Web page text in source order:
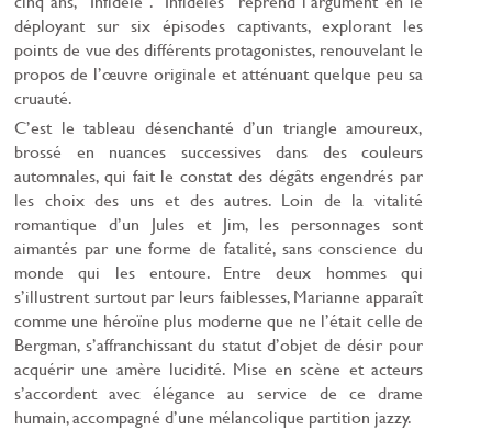
déployant sur six épisodes captivants, explorant les
points de vue des différents protagonistes, renouvelant le
propos de l’œuvre originale et atténuant quelque peu sa
cruauté.
C’est le tableau désenchanté d’un triangle amoureux,
brossé en nuances successives dans des couleurs
automnales, qui fait le constat des dégâts engendrés par
les choix des uns et des autres. Loin de la vitalité
romantique d’un Jules et Jim, les personnages sont
aimantés par une forme de fatalité, sans conscience du
monde qui les entoure. Entre deux hommes qui
s’illustrent surtout par leurs faiblesses, Marianne apparaît
comme une héroïne plus moderne que ne l’était celle de
Bergman, s’affranchissant du statut d’objet de désir pour
acquérir une amère lucidité. Mise en scène et acteurs
s’accordent avec élégance au service de ce drame
humain, accompagné d’une mélancolique partition jazzy.